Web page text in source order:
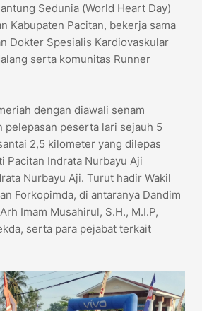
Sedunia (World Heart Day)
Kabupaten Pacitan, bekerja sama
Dokter Spesialis Kardiovaskular
serta komunitas Runner
dengan diawali senam
pelepasan peserta lari sejauh 5
2,5 kilometer yang dilepas
Pacitan Indrata Nurbayu Aji
Nurbayu Aji. Turut hadir Wakil
Forkopimda, di antaranya Dandim
Imam Musahirul, S.H., M.I.P,
serta para pejabat terkait